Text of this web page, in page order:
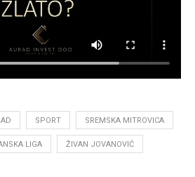
SPORT SREMSKA MITROVICA
LIGA ŽIVAN JOVANOVIĆ